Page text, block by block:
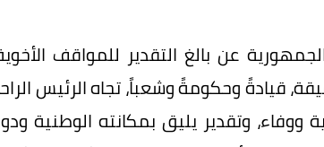
عن بالغ التقدير للمواقف
قيادةً وحكومةً وشعباً، تجاه الرئيس
ووفاء، وتقدير يليق بمكانته